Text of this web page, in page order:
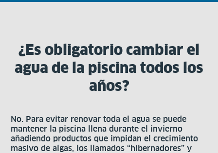
¿Es obligatorio cambiar el
agua de la piscina todos los
años?
No. Para evitar renovar toda el agua se puede
mantener la piscina llena durante el invierno
añadiendo productos que impidan el crecimiento
masivo de algas, los llamados “hibernadores” y